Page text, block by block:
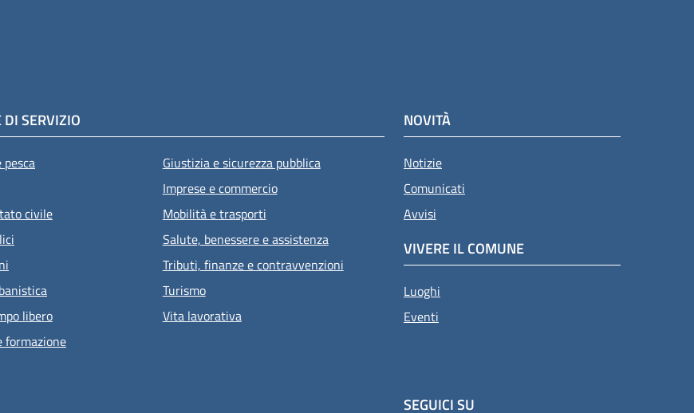
DI SERVIZIO
civile
libero
formazione
Giustizia e sicurezza pubblica
Imprese e commercio
Mobilità e trasporti
Salute, benessere e assistenza
Tributi, finanze e contravvenzioni
Turismo
Vita lavorativa
NOVITÀ
Notizie
Comunicati
Avvisi
VIVERE IL COMUNE
Luoghi
Eventi
SEGUICI SU